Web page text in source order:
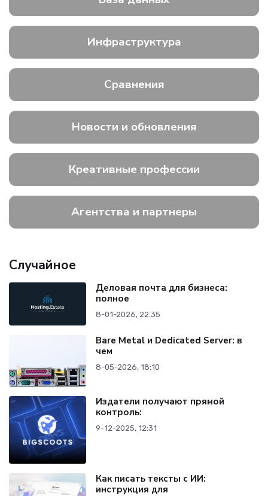
Инфраструктура
Сравнения
Новости и обновления
Креативные профессии
Агентства и партнеры
Случайное
Деловая почта для бизнеса:
полное
8-01-2026, 22:35
Bare Metal и Dedicated Server: в
чем
8-05-2026, 18:10
Издатели получают прямой
контроль:
9-12-2025, 12:31
Как писать тексты с ИИ:
инструкция для